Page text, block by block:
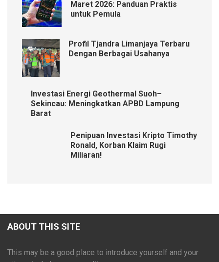
Maret 2026: Panduan Praktis
untuk Pemula
Profil Tjandra Limanjaya Terbaru
Dengan Berbagai Usahanya
Investasi Energi Geothermal Suoh–
Sekincau: Meningkatkan APBD Lampung
Barat
Penipuan Investasi Kripto Timothy
Ronald, Korban Klaim Rugi
Miliaran!
ABOUT THIS SITE
This may be a good place to introduce yourself and your